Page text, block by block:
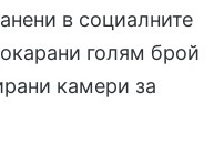
в социалните
голям брой
камери за